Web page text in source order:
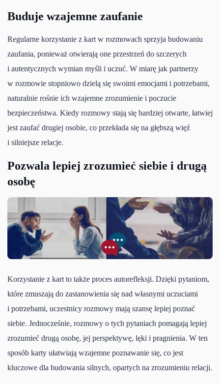
Buduje wzajemne zaufanie
Regularne korzystanie z kart w rozmowach sprzyja budowaniu
zaufania, ponieważ otwierają one przestrzeń do szczerych
i autentycznych wymian myśli i uczuć. W miarę jak partnerzy
w rozmowie stopniowo dzielą się swoimi emocjami i potrzebami,
naturalnie rośnie ich wzajemne zrozumienie i poczucie
bezpieczeństwa. Kiedy rozmowy stają się bardziej otwarte, łatwiej
jest zaufać drugiej osobie, co przekłada się na głębszą więź
i silniejsze relacje.
Pozwala lepiej zrozumieć siebie i drugą
osobę
Korzystanie z kart to także proces autorefleksji. Dzięki pytaniom,
które zmuszają do zastanowienia się nad własnymi uczuciami
i potrzebami, uczestnicy rozmowy mają szansę lepiej poznać
siebie. Jednocześnie, rozmowy o tych pytaniach pomagają lepiej
zrozumieć drugą osobę, jej perspektywę, lęki i pragnienia. W ten
sposób karty ułatwiają wzajemne poznawanie się, co jest
kluczowe dla budowania silnych, opartych na zrozumieniu relacji.